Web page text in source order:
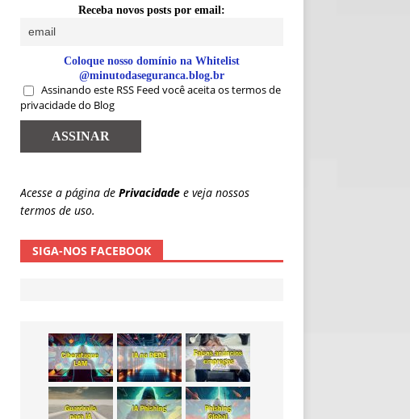
Receba novos posts por email:
Coloque nosso domínio na Whitelist
@minutodaseguranca.blog.br
Assinando este RSS Feed você aceita os termos de
privacidade do Blog
Acesse a página de Privacidade e veja nossos
termos de uso.
SIGA-NOS FACEBOOK